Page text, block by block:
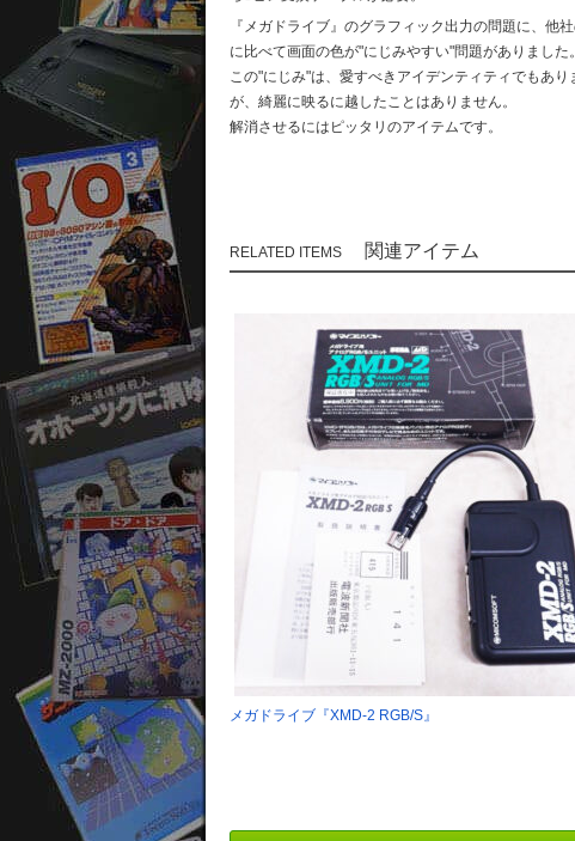
『メガドライブ』のグラフィック出力の問題に、他
に比べて画面の色が"にじみやすい"問題がありました。
この"にじみ"は、愛すべきアイデンティティでもあり
が、綺麗に映るに越したことはありません。
解消させるにはピッタリのアイテムです。
関連アイテム
メガドライブ『XMD-2 RGB/S』